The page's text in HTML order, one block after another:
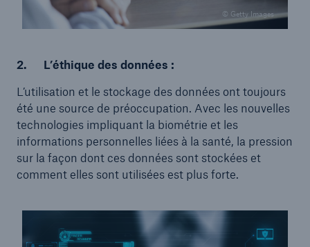
© Getty Images
2. L’éthique des données :
L’utilisation et le stockage des données ont toujours
été une source de préoccupation. Avec les nouvelles
technologies impliquant la biométrie et les
informations personnelles liées à la santé, la pression
sur la façon dont ces données sont stockées et
comment elles sont utilisées est plus forte.